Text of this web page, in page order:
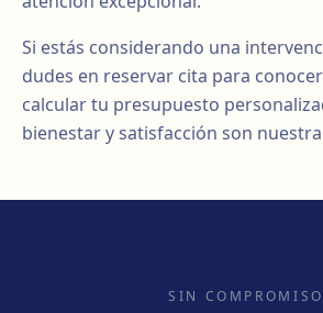
Si estás considerando una
dudes en reservar cita para
calcular tu presupuesto
bienestar y satisfacción son
SIN COMPROMISO